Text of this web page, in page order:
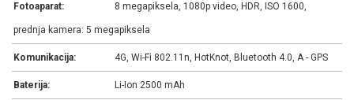
Fotoaparat: 8 megapiksela, 1080p video, HDR, ISO 1600,
prednja kamera: 5 megapiksela
Komunikacija: 4G, Wi-Fi 802.11n, HotKnot, Bluetooth 4.0, A - GPS
Baterija: Li-Ion 2500 mAh